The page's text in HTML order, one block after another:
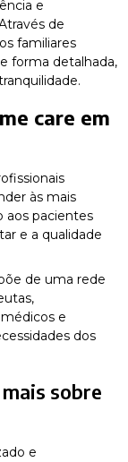
e
de
familiares
forma detalhada,
care em
às mais
aos pacientes
e a qualidade
de uma rede
e
dos
sobre
e